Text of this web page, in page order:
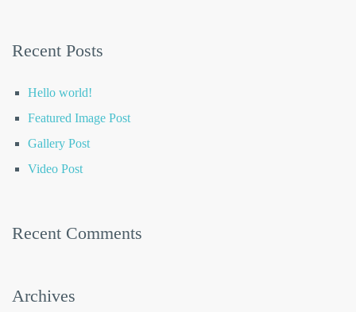
Recent Posts
Hello world!
Featured Image Post
Gallery Post
Video Post
Recent Comments
Archives